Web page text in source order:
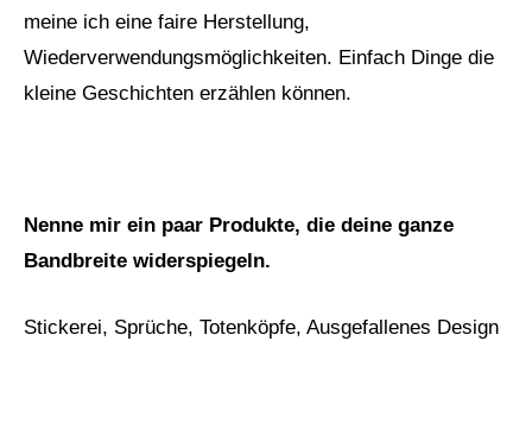
meine ich eine faire Herstellung,
Wiederverwendungsmöglichkeiten. Einfach Dinge die
kleine Geschichten erzählen können.
Nenne mir ein paar Produkte, die deine ganze
Bandbreite widerspiegeln.
Stickerei, Sprüche, Totenköpfe, Ausgefallenes Design